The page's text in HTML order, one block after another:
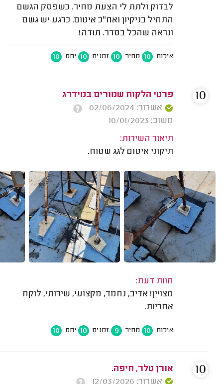
לבדוק ולתת לי הצעת מחיר. כשפסק הגשם
התחיל בניקיון ואח"כ איטום. כרגע יש גשם
ונראה שהכל בסדר. תודה!
איכות 10 מחיר 10 זמנים 10 יחס 10
פרטי הלקוח שמורים במידרג
אשרור: 02/06/2024
משוב: 10/01/2023
תיאור השירות:
תיקוני איטום לגג שטוח.
חוות דעת:
מצויין! אדיב, נחמד, מקצועי, שירותי, לוקח
אחריות.
איכות 10 מחיר 9 זמנים 10 יחס 10
10
אורן טלר, חיפה.
אשרור: 12/03/2026
10